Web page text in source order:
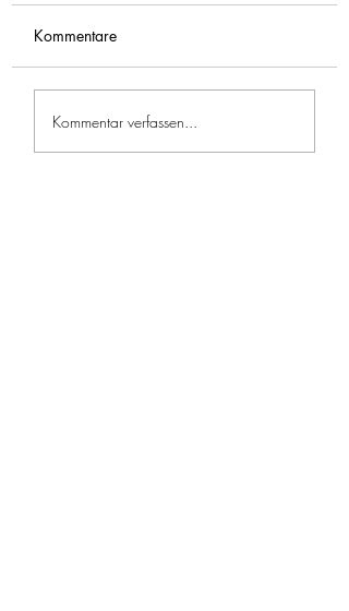
Feuerwehrfreitag im Juli
Kommentare
Kommentar verfassen...